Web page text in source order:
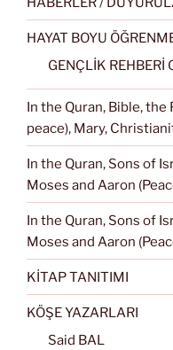
HAYAT BOYU
GENÇLİK REHBERİ
In the Quran, Bible, the
peace), Mary,
In the Quran, Sons of
Moses and Aaron
In the Quran, Sons of
Moses and Aaron
KİTAP TANITIMI
KÖŞE YAZARLARI
Said BAL